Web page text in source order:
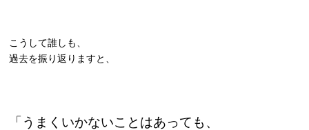
こうして誰しも、
過去を振り返りますと、
「うまくいかないことはあっても、